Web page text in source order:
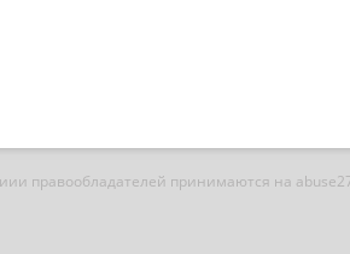
правообладателей принимаются на